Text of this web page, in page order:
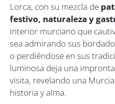
Lorca, con su mezcla de
festivo, naturaleza y
interior murciano que
sea admirando sus
o perdiéndose en sus
luminosa deja una
visita, revelando una
historia y alma.